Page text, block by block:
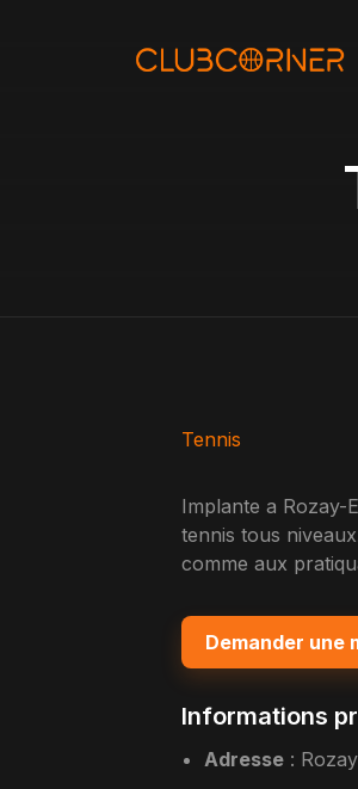
Tennis
Implante a Rozay-
tennis tous
comme aux
Demander une
Informations
Adresse :